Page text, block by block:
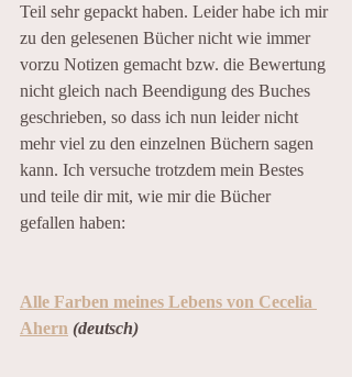
Teil sehr gepackt haben. Leider habe ich mir
zu den gelesenen Bücher nicht wie immer
vorzu Notizen gemacht bzw. die Bewertung
nicht gleich nach Beendigung des Buches
geschrieben, so dass ich nun leider nicht
mehr viel zu den einzelnen Büchern sagen
kann. Ich versuche trotzdem mein Bestes
und teile dir mit, wie mir die Bücher
gefallen haben:
Alle Farben meines Lebens von Cecelia
Ahern (deutsch)